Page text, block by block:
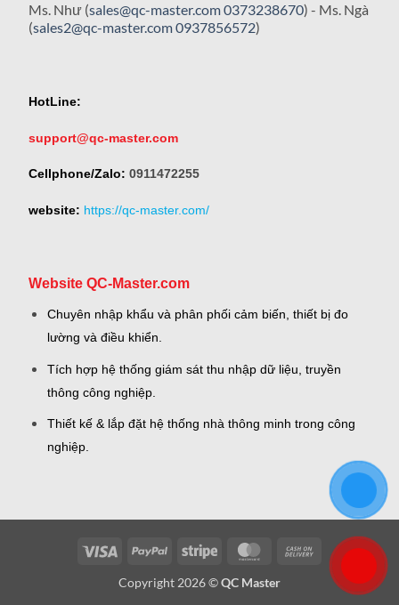
Ms. Như (sales@qc-master.com0373238670) - Ms. Ngà
(sales2@qc-master.com0937856572)
HotLine:
support@qc-master.com
Cellphone/Zalo: 0911472255
website: https://qc-master.com/
Website QC-Master.com
Chuyên nhập khẩu và phân phối cảm biến, thiết bị đo
lường và điều khiển.
Tích hợp hệ thống giám sát thu nhập dữ liệu, truyền
thông công nghiệp.
Thiết kế & lắp đặt hệ thống nhà thông minh trong công
nghiệp.
Visa PayPal Stripe MasterCardCash
On
Delivery
Copyright 2026 ©QC Master